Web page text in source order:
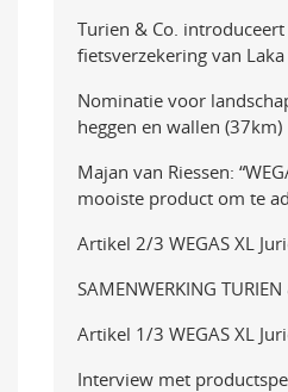
Turien & Co.
fietsverzekering van Laka
Nominatie voor
heggen en wallen (37km)
Majan van Riessen:
mooiste product om te
Artikel 2/3 WEGAS XL
SAMENWERKING
Artikel 1/3 WEGAS XL
Interview met